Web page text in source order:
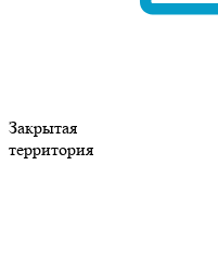
Закрытая
территория